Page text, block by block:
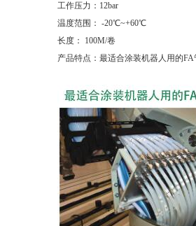
工作压力：12bar
温度范围： -20℃~+60℃
长度： 100M/卷
产品特点：最适合涂装机器人用的